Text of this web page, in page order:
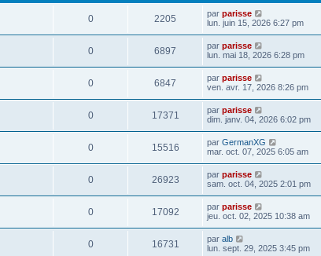
0 2205 par parisse
lun. juin 15, 2026 6:27 pm
0 6897 par parisse
lun. mai 18, 2026 6:28 pm
0 6847 par parisse
ven. avr. 17, 2026 8:26 pm
0 17371 par parisse
dim. janv. 04, 2026 6:02 pm
0 15516 par GermanXG
mar. oct. 07, 2025 6:05 am
0 26923 par parisse
sam. oct. 04, 2025 2:01 pm
0 17092 par parisse
jeu. oct. 02, 2025 10:38 am
0 16731 par alb
lun. sept. 29, 2025 3:45 pm